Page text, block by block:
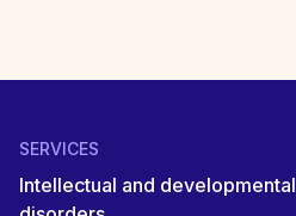
SERVICES
Intellectual and developmental